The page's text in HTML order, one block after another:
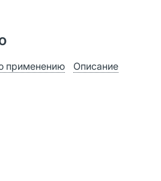
применению Описание